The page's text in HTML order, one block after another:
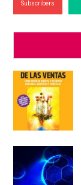
Subscribers